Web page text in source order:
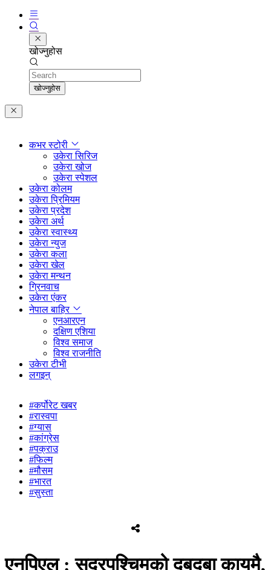
खोज्नुहोस
Search
खोज्नुहोस
कभर स्टोरी
उकेरा सिरिज
उकेरा खोज
उकेरा स्पेशल
उकेरा कोलम
उकेरा प्रिमियम
उकेरा प्रदेश
उकेरा अर्थ
उकेरा स्वास्थ्य
उकेरा न्युज
उकेरा कला
उकेरा खेल
उकेरा मन्थन
ग्रिनवाच
उकेरा एंकर
नेपाल बाहिर
एनआरएन
दक्षिण एशिया
विश्व समाज
विश्व राजनीति
उकेरा टीभी
लगइन्
#कर्पोरेट खबर
#रास्वपा
#ग्यास
#कांग्रेस
#पक्राउ
#फिल्म
#मौसम
#भारत
#सुस्ता
एनपिएल : सुदूरपश्चिमको दबदबा कायमै,